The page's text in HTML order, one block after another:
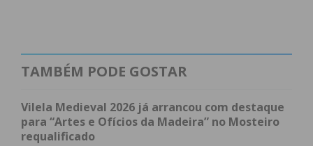
Freguesias que entrou em vigor em 2013.
“Atendendo à obrigatoriedade de deliberações e
pareceres por parte das Juntas de Freguesia,
Assembleias de Freguesia, Câmara Municipal e
TAMBÉM PODE GOSTAR
Vilela Medieval 2026 já arrancou com destaque
para “Artes e Ofícios da Madeira” no Mosteiro
requalificado